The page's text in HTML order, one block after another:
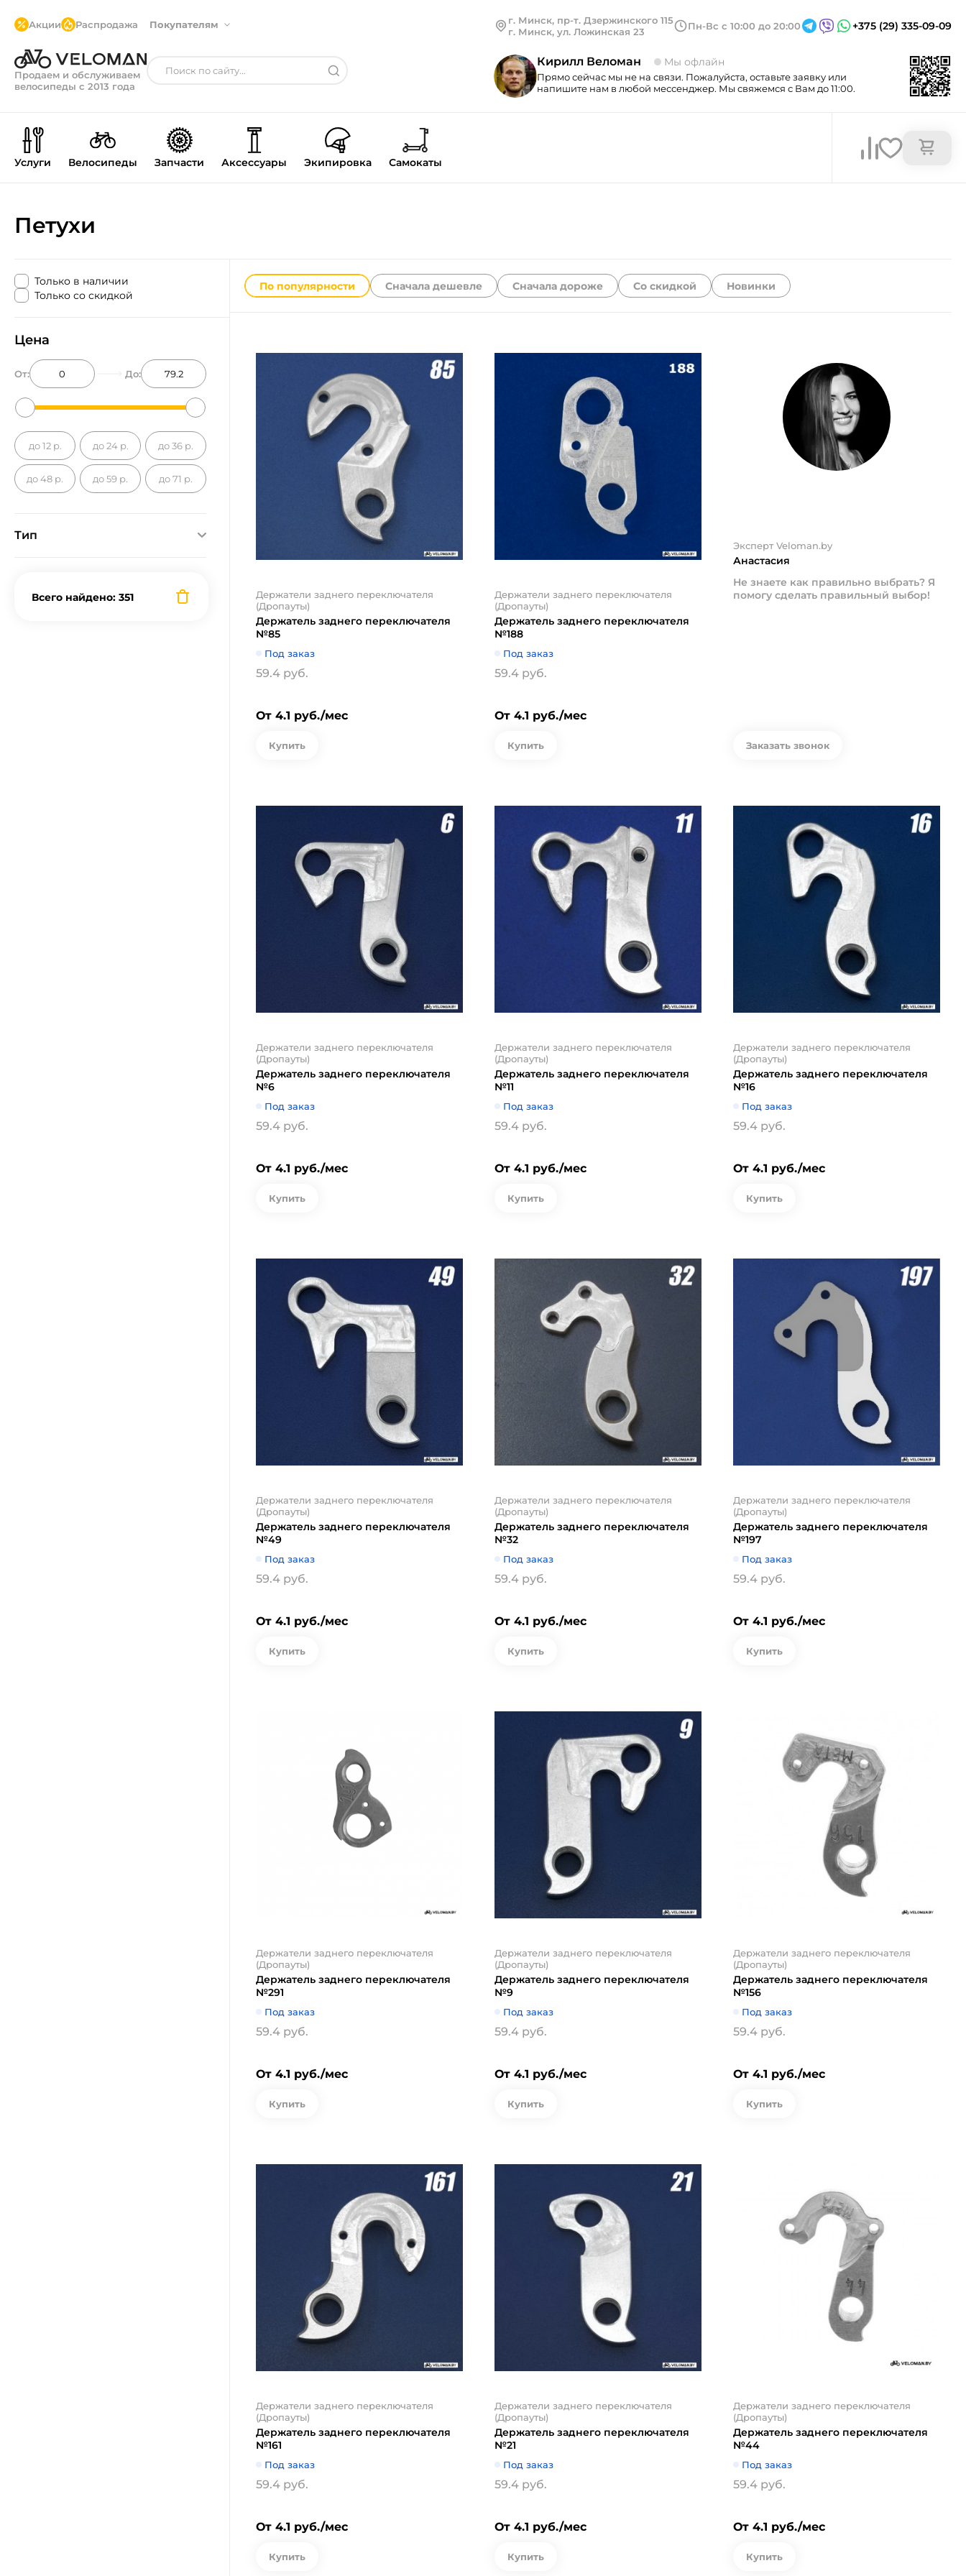
Акции Распродажа Покупателям
Продаем и обслуживаем
велосипеды с 2013 года
г. Минск, пр-т. Дзержинского 115
г. Минск, ул. Ложинская 23
Пн-Вс с 10:00 до 20:00 +375 (29) 335-09-09
Кирилл Веломан Мы офлайн
Прямо сейчас мы не на связи. Пожалуйста, оставьте заявку или
напишите нам в любой мессенджер. Мы свяжемся с Вам до 11:00.
Услуги Велосипеды Запчасти Аксессуары Экипировка Самокаты
Петухи
Только в наличии
Только со скидкой
Цена
От: До:
до 12 р. до 24 р. до 36 р.
до 48 р. до 59 р. до 71 р.
Тип
Всего найдено: 351
По популярности Сначала дешевле Сначала дороже Со скидкой Новинки
Держатели заднего переключателя
(Дропауты)
Держатель заднего переключателя
№85
Под заказ
59.4 руб.
От 4.1 руб./мес
Купить
Держатели заднего переключателя
(Дропауты)
Держатель заднего переключателя
№188
Под заказ
59.4 руб.
От 4.1 руб./мес
Купить
Эксперт Veloman.by
Анастасия
Не знаете как правильно выбрать? Я
помогу сделать правильный выбор!
Заказать звонок
Держатели заднего переключателя
(Дропауты)
Держатель заднего переключателя
№6
Под заказ
59.4 руб.
От 4.1 руб./мес
Купить
Держатели заднего переключателя
(Дропауты)
Держатель заднего переключателя
№11
Под заказ
59.4 руб.
От 4.1 руб./мес
Купить
Держатели заднего переключателя
(Дропауты)
Держатель заднего переключателя
№16
Под заказ
59.4 руб.
От 4.1 руб./мес
Купить
Держатели заднего переключателя
(Дропауты)
Держатель заднего переключателя
№49
Под заказ
59.4 руб.
От 4.1 руб./мес
Купить
Держатели заднего переключателя
(Дропауты)
Держатель заднего переключателя
№32
Под заказ
59.4 руб.
От 4.1 руб./мес
Купить
Держатели заднего переключателя
(Дропауты)
Держатель заднего переключателя
№197
Под заказ
59.4 руб.
От 4.1 руб./мес
Купить
Держатели заднего переключателя
(Дропауты)
Держатель заднего переключателя
№291
Под заказ
59.4 руб.
От 4.1 руб./мес
Купить
Держатели заднего переключателя
(Дропауты)
Держатель заднего переключателя
№9
Под заказ
59.4 руб.
От 4.1 руб./мес
Купить
Держатели заднего переключателя
(Дропауты)
Держатель заднего переключателя
№156
Под заказ
59.4 руб.
От 4.1 руб./мес
Купить
Держатели заднего переключателя
(Дропауты)
Держатель заднего переключателя
№161
Под заказ
59.4 руб.
От 4.1 руб./мес
Купить
Держатели заднего переключателя
(Дропауты)
Держатель заднего переключателя
№21
Под заказ
59.4 руб.
От 4.1 руб./мес
Купить
Держатели заднего переключателя
(Дропауты)
Держатель заднего переключателя
№44
Под заказ
59.4 руб.
От 4.1 руб./мес
Купить